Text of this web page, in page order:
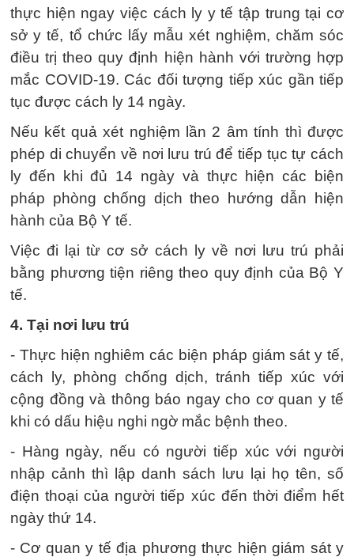
thực hiện ngay việc cách ly y tế tập trung tại cơ
sở y tế, tổ chức lấy mẫu xét nghiệm, chăm sóc
điều trị theo quy định hiện hành với trường hợp
mắc COVID-19. Các đối tượng tiếp xúc gần tiếp
tục được cách ly 14 ngày.
Nếu kết quả xét nghiệm lần 2 âm tính thì được
phép di chuyển về nơi lưu trú để tiếp tục tự cách
ly đến khi đủ 14 ngày và thực hiện các biện
pháp phòng chống dịch theo hướng dẫn hiện
hành của Bộ Y tế.
Việc đi lại từ cơ sở cách ly về nơi lưu trú phải
bằng phương tiện riêng theo quy định của Bộ Y
tế.
4. Tại nơi lưu trú
- Thực hiện nghiêm các biện pháp giám sát y tế,
cách ly, phòng chống dịch, tránh tiếp xúc với
cộng đồng và thông báo ngay cho cơ quan y tế
khi có dấu hiệu nghi ngờ mắc bệnh theo.
- Hàng ngày, nếu có người tiếp xúc với người
nhập cảnh thì lập danh sách lưu lại họ tên, số
điện thoại của người tiếp xúc đến thời điểm hết
ngày thứ 14.
- Cơ quan y tế địa phương thực hiện giám sát y